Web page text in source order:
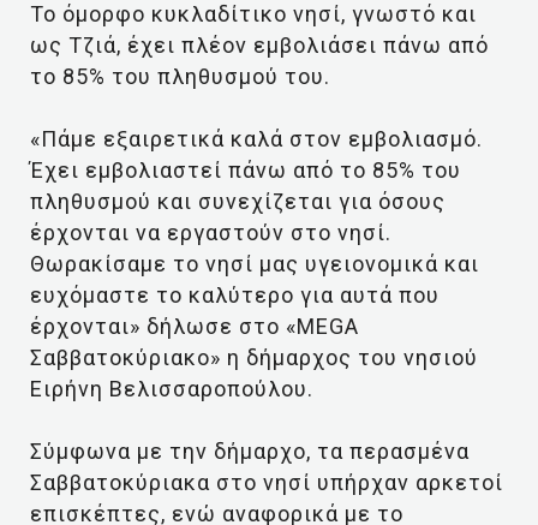
Το όμορφο κυκλαδίτικο νησί, γνωστό και
ως Τζιά, έχει πλέον εμβολιάσει πάνω από
το 85% του πληθυσμού του.
«Πάμε εξαιρετικά καλά στον εμβολιασμό.
Έχει εμβολιαστεί πάνω από το 85% του
πληθυσμού και συνεχίζεται για όσους
έρχονται να εργαστούν στο νησί.
Θωρακίσαμε το νησί μας υγειονομικά και
ευχόμαστε το καλύτερο για αυτά που
έρχονται» δήλωσε στο «MEGA
Σαββατοκύριακο» η δήμαρχος του νησιού
Ειρήνη Βελισσαροπούλου.
Σύμφωνα με την δήμαρχο, τα περασμένα
Σαββατοκύριακα στο νησί υπήρχαν αρκετοί
επισκέπτες, ενώ αναφορικά με το